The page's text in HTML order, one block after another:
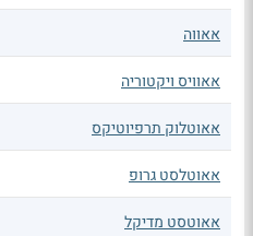
אאווה
אאוויס ויקטוריה
אאוטלוק תרפיוטיקס
אאוטלסט גרופ
אאוטסט מדיקל